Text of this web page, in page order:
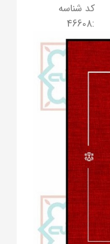
کد شناسه
:
46608